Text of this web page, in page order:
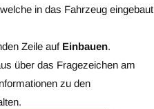
in das Fahrzeug eingebaut
Zeile auf Einbauen.
über das Fragezeichen am
zu den